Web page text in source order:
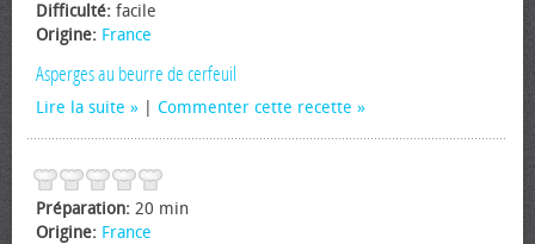
Difficulté: facile
Origine: France
Asperges au beurre de cerfeuil
Lire la suite Commenter cette recette
Préparation: 20 min
Origine: France